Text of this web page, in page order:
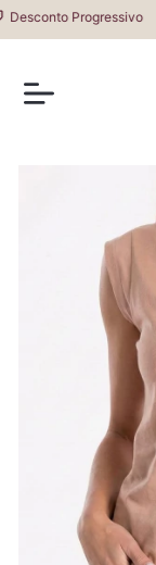
Progressivo